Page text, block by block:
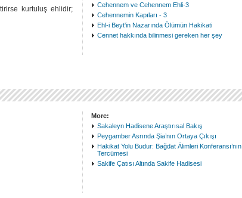
kurtuluş ehlidir;
Cehennem ve Cehennem Ehli-3
Cehennemin Kapıları - 3
Ehl-i Beyt'in Nazarında Ölümün Hakikati
Cennet hakkında bilinmesi gereken her şey
More:
Sakaleyn Hadisene Araştırısal Bakış
Peygamber Asrında Şia’nın Ortaya Çıkışı
Hakikat Yolu Budur: Bağdat Âlimleri Konferansı’nın
Tercümesi
Sakife Çatısı Altında Sakife Hadisesi